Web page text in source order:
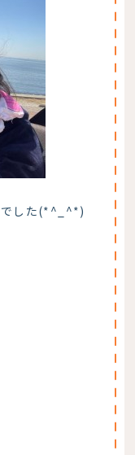
でした(*^_^*)